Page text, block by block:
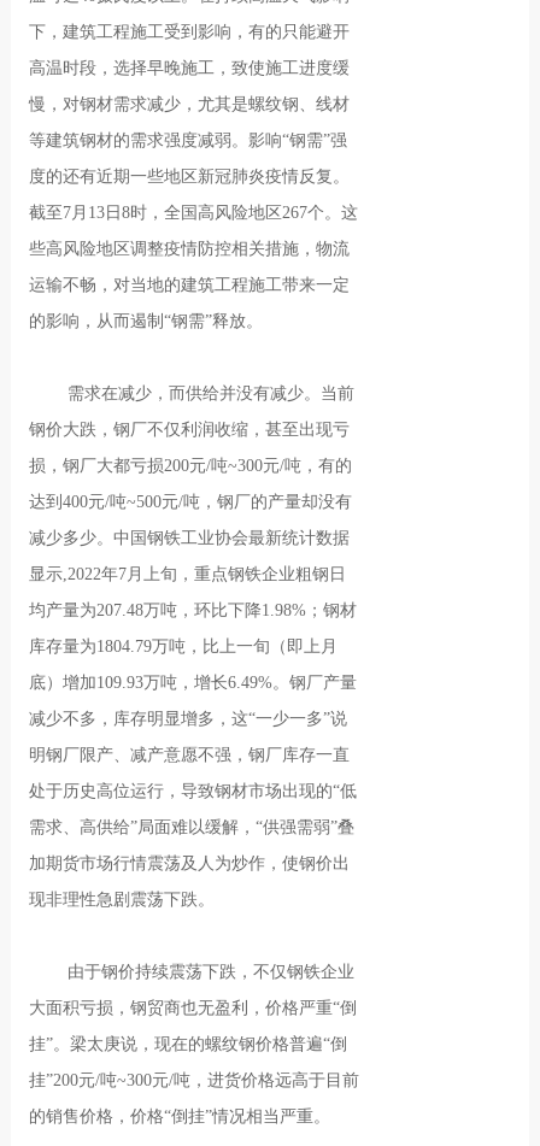
下，建筑工程施工受到影响，有的只能避开
高温时段，选择早晚施工，致使施工进度缓
慢，对钢材需求减少，尤其是螺纹钢、线材
等建筑钢材的需求强度减弱。影响“钢需”强
度的还有近期一些地区新冠肺炎疫情反复。
截至7月13日8时，全国高风险地区267个。这
些高风险地区调整疫情防控相关措施，物流
运输不畅，对当地的建筑工程施工带来一定
的影响，从而遏制“钢需”释放。
需求在减少，而供给并没有减少。当前
钢价大跌，钢厂不仅利润收缩，甚至出现亏
损，钢厂大都亏损200元/吨~300元/吨，有的
达到400元/吨~500元/吨，钢厂的产量却没有
减少多少。中国钢铁工业协会最新统计数据
显示,2022年7月上旬，重点钢铁企业粗钢日
均产量为207.48万吨，环比下降1.98%；钢材
库存量为1804.79万吨，比上一旬（即上月
底）增加109.93万吨，增长6.49%。钢厂产量
减少不多，库存明显增多，这“一少一多”说
明钢厂限产、减产意愿不强，钢厂库存一直
处于历史高位运行，导致钢材市场出现的“低
需求、高供给”局面难以缓解，“供强需弱”叠
加期货市场行情震荡及人为炒作，使钢价出
现非理性急剧震荡下跌。
由于钢价持续震荡下跌，不仅钢铁企业
大面积亏损，钢贸商也无盈利，价格严重“倒
挂”。梁太庚说，现在的螺纹钢价格普遍“倒
挂”200元/吨~300元/吨，进货价格远高于目前
的销售价格，价格“倒挂”情况相当严重。